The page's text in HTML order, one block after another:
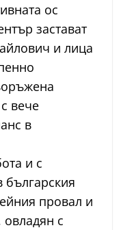
ос
застават
и лица
вече
в
и с
провал и
с